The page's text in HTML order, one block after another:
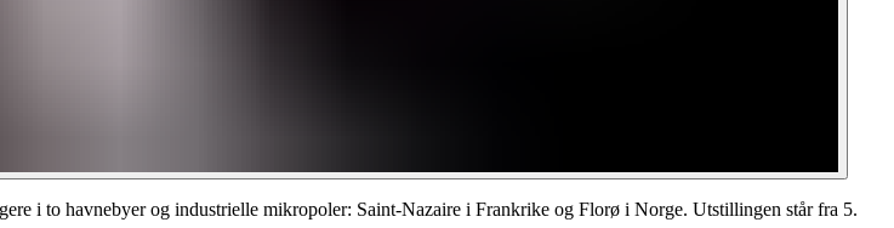
i to havnebyer og industrielle mikropoler: Saint-Nazaire i Frankrike og Florø i Norge. Utstillingen står fra 5.